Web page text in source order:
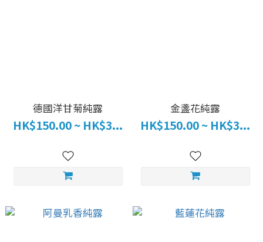
德國洋甘菊純露
HK$150.00 ~ HK$3...
金盞花純露
HK$150.00 ~ HK$3...